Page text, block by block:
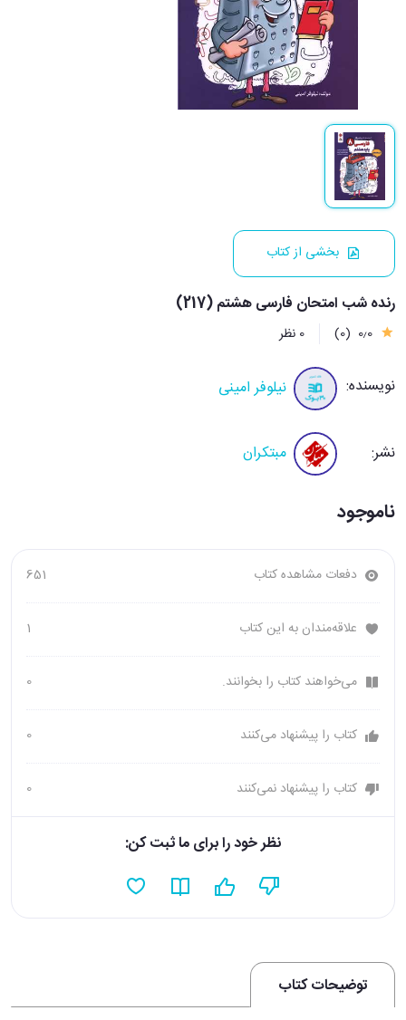
بخشی از کتاب
رنده شب امتحان فارسی هشتم (217)
0٫0 (0) 0 نظر
نویسنده: نیلوفر امینی
نشر: مبتکران
ناموجود
دفعات مشاهده کتاب 651
علاقه‌مندان به این کتاب 1
می‌خواهند کتاب را بخوانند. 0
کتاب را پیشنهاد می‌کنند 0
کتاب را پیشنهاد نمی‌کنند 0
نظر خود را برای ما ثبت کن:
توضیحات کتاب